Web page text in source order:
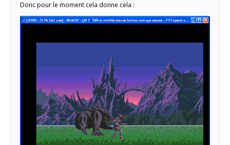
Donc pour le moment cela donne cela :